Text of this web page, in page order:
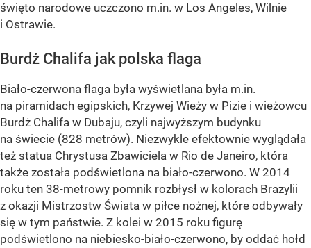
święto narodowe uczczono m.in. w Los Angeles, Wilnie
i Ostrawie.
Burdż Chalifa jak polska flaga
Biało-czerwona flaga była wyświetlana była m.in.
na piramidach egipskich, Krzywej Wieży w Pizie i wieżowcu
Burdż Chalifa w Dubaju, czyli najwyższym budynku
na świecie (828 metrów). Niezwykle efektownie wyglądała
też statua Chrystusa Zbawiciela w Rio de Janeiro, która
także została podświetlona na biało-czerwono. W 2014
roku ten 38-metrowy pomnik rozbłysł w kolorach Brazylii
z okazji Mistrzostw Świata w piłce nożnej, które odbywały
się w tym państwie. Z kolei w 2015 roku figurę
podświetlono na niebiesko-biało-czerwono, by oddać hołd